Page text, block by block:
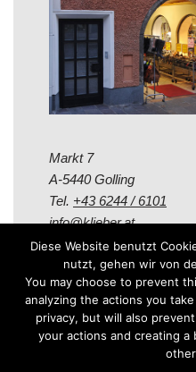
Markt 7
A-5440 Golling
Tel. +43 6244 / 6101
info@klieber.at
Öffungszeiten
Montag - Freitag:
08.00 - 12.00 Uhr
Diese Website benutzt
nutzt, gehen wir von
You may choose to prevent
analyzing the actions you
privacy, but will also
your actions and creating